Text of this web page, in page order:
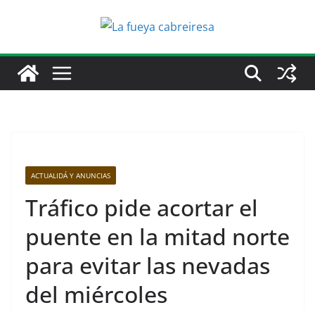
ACTUALIDÁ Y ANUNCIAS
Tráfico pide acortar el
puente en la mitad norte
para evitar las nevadas
del miércoles